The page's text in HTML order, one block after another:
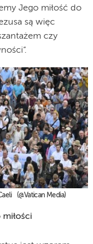
Jego miłość do
są więc
czy
(@Vatican Media)